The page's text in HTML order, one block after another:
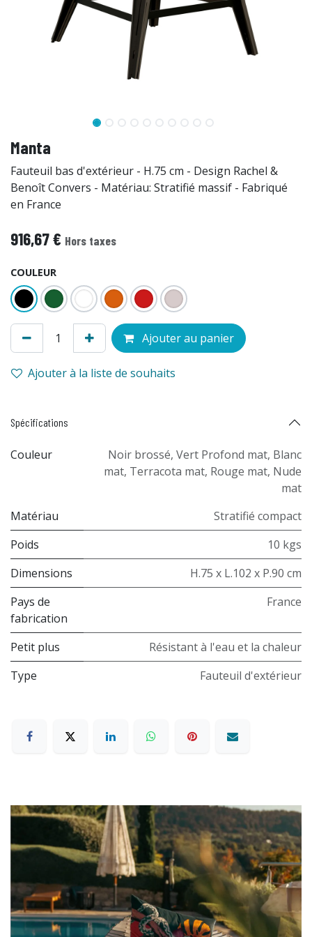
Manta
Fauteuil bas d'extérieur - H.75 cm - Design Rachel &
Benoît Convers - Matériau: Stratifié massif - Fabriqué
en France
916,67€ Hors taxes
COULEUR
Ajouter au panier
Ajouter à la liste de souhaits
Spécifications
Couleur Noir brossé, Vert Profond mat, Blanc
mat, Terracota mat, Rouge mat, Nude
mat
Matériau
Stratifié compact
Poids
10 kgs
Dimensions
H.75 x L.102 x P.90 cm
Pays de
fabrication
France
Petit plus
Résistant à l'eau et la chaleur
Type
Fauteuil d'extérieur